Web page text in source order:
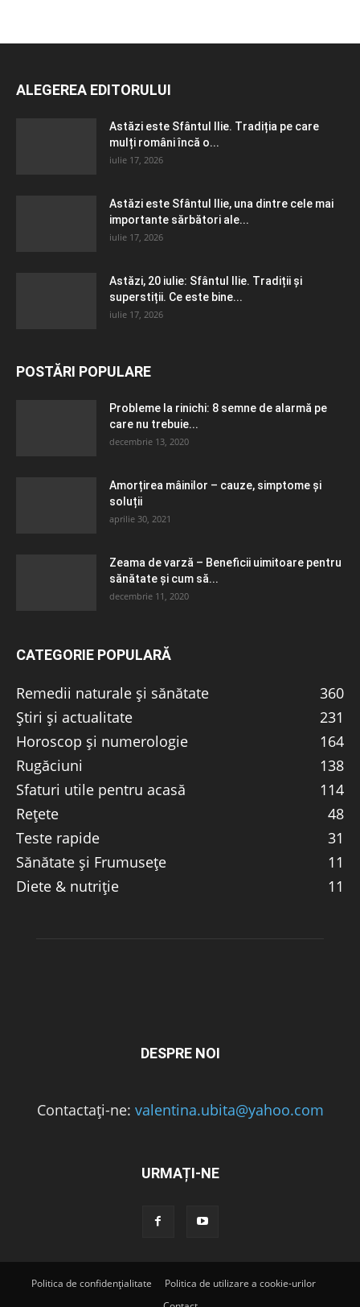
ALEGEREA EDITORULUI
Astăzi este Sfântul Ilie. Tradiția pe care
mulți români încă o...
iulie 17, 2026
Astăzi este Sfântul Ilie, una dintre cele mai
importante sărbători ale...
iulie 17, 2026
Astăzi, 20 iulie: Sfântul Ilie. Tradiții și
superstiții. Ce este bine...
iulie 17, 2026
POSTĂRI POPULARE
Probleme la rinichi: 8 semne de alarmă pe
care nu trebuie...
decembrie 13, 2020
Amorțirea mâinilor – cauze, simptome și
soluții
aprilie 30, 2021
Zeama de varză – Beneficii uimitoare pentru
sănătate și cum să...
decembrie 11, 2020
CATEGORIE POPULARĂ
Remedii naturale și sănătate
360
Știri și actualitate
231
Horoscop și numerologie
164
Rugăciuni
138
Sfaturi utile pentru acasă
114
Rețete
48
Teste rapide
31
Sănătate și Frumusețe
11
Diete & nutriție
11
DESPRE NOI
Contactați-ne: valentina.ubita@yahoo.com
URMAȚI-NE
Politica de confidențialitate
Politica de utilizare a cookie-urilor